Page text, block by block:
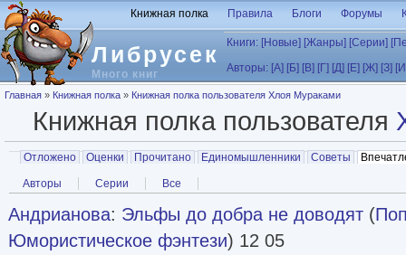
Перейти к основному содержанию
Либрусек
Много книг
Книжная полка Правила Блоги Форумы
Книги: [Новые] [Жанры] [Серии]
Авторы: [А] [Б] [В] [Г] [Д] [Е] [Ж] [З]
Вы здесь
Главная » Книжная полка » Книжная полка пользователя Хлоя Мураками
Книжная полка пользователя
Главные вкладки
Отложено Оценки Прочитано Единомышленники Советы
Вторичные вкладки
Авторы Серии Все
Андрианова: Эльфы до добра не доводят (
Юмористическое фэнтези) 12 05